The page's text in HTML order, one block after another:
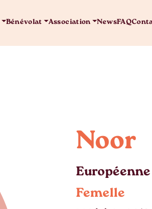
Bénévolat Association NewsFAQ
Noor
Femelle